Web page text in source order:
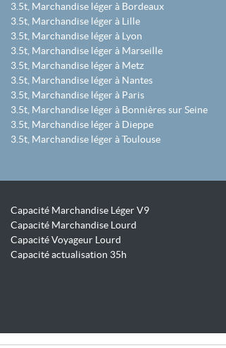
3.5t, Marchandise léger à Bordeaux
3.5t, Marchandise léger à Lille
3.5t, Marchandise léger à Lyon
3.5t, Marchandise léger à Marseille
3.5t, Marchandise léger à Metz
3.5t, Marchandise léger à Nantes
3.5t, Marchandise léger à Paris
3.5t, Marchandise léger à Bonnières sur Seine
3.5t, Marchandise léger à Dieppe
3.5t, Marchandise léger à Toulouse
Capacité Marchandise Léger V9
Capacité Marchandise Lourd
Capacité Voyageur Lourd
Capacité actualisation 35h